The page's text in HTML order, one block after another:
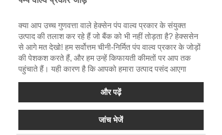
क्या आप उच्च गुणवत्ता वाले हेक्सेन पंप वाल्व प्रकार के संयुक्त
उत्पाद की तलाश कर रहे हैं जो बैंक को भी नहीं तोड़ता है? हेक्ससेन
से आगे मत देखो! हम सर्वोत्तम चीनी-निर्मित पंप वाल्व प्रकार के जोड़ों
की पेशकश करते हैं, और हम उन्हें किफायती कीमतों पर आप तक
पहुंचाते हैं। यही कारण है कि आपको हमारा उत्पाद पसंद आएगा
और पढ़ें
जांच भेजें